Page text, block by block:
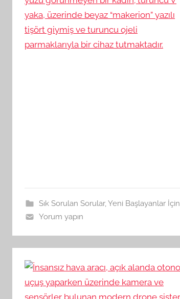
Sık Sorulan Sorular, Yeni Başlayanlar İçin
Yorum yapın